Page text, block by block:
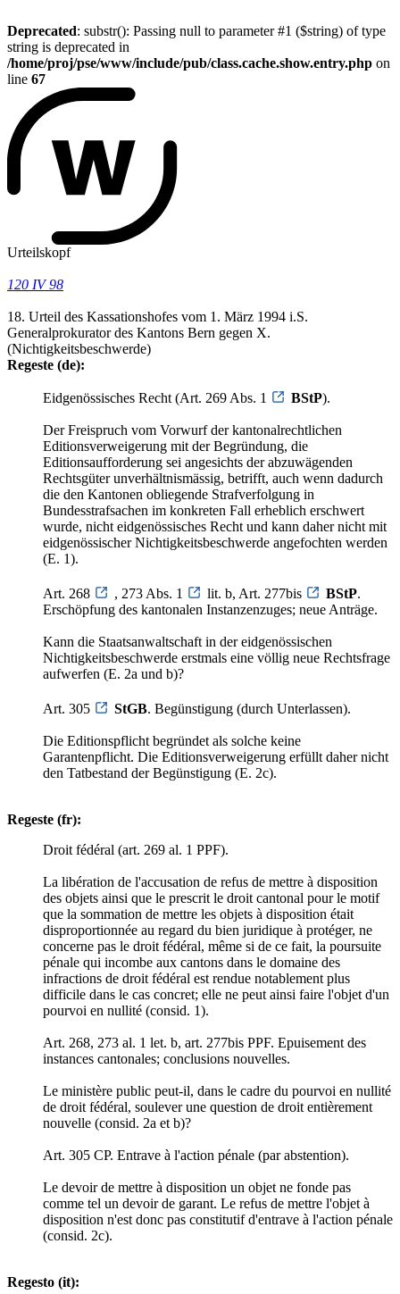
Deprecated: substr(): Passing null to parameter #1 ($string) of type
string is deprecated in
/home/proj/pse/www/include/pub/class.cache.show.entry.php on
line 67
Urteilskopf
120 IV 98
18. Urteil des Kassationshofes vom 1. März 1994 i.S.
Generalprokurator des Kantons Bern gegen X.
(Nichtigkeitsbeschwerde)
Regeste (de):
Eidgenössisches Recht (Art. 269 Abs. 1 BStP).
Der Freispruch vom Vorwurf der kantonalrechtlichen
Editionsverweigerung mit der Begründung, die
Editionsaufforderung sei angesichts der abzuwägenden
Rechtsgüter unverhältnismässig, betrifft, auch wenn dadurch
die den Kantonen obliegende Strafverfolgung in
Bundesstrafsachen im konkreten Fall erheblich erschwert
wurde, nicht eidgenössisches Recht und kann daher nicht mit
eidgenössischer Nichtigkeitsbeschwerde angefochten werden
(E. 1).
Art. 268 , 273 Abs. 1 lit. b, Art. 277bis BStP.
Erschöpfung des kantonalen Instanzenzuges; neue Anträge.
Kann die Staatsanwaltschaft in der eidgenössischen
Nichtigkeitsbeschwerde erstmals eine völlig neue Rechtsfrage
aufwerfen (E. 2a und b)?
Art. 305 StGB. Begünstigung (durch Unterlassen).
Die Editionspflicht begründet als solche keine
Garantenpflicht. Die Editionsverweigerung erfüllt daher nicht
den Tatbestand der Begünstigung (E. 2c).
Regeste (fr):
Droit fédéral (art. 269 al. 1 PPF).
La libération de l'accusation de refus de mettre à disposition
des objets ainsi que le prescrit le droit cantonal pour le motif
que la sommation de mettre les objets à disposition était
disproportionnée au regard du bien juridique à protéger, ne
concerne pas le droit fédéral, même si de ce fait, la poursuite
pénale qui incombe aux cantons dans le domaine des
infractions de droit fédéral est rendue notablement plus
difficile dans le cas concret; elle ne peut ainsi faire l'objet d'un
pourvoi en nullité (consid. 1).
Art. 268, 273 al. 1 let. b, art. 277bis PPF. Epuisement des
instances cantonales; conclusions nouvelles.
Le ministère public peut-il, dans le cadre du pourvoi en nullité
de droit fédéral, soulever une question de droit entièrement
nouvelle (consid. 2a et b)?
Art. 305 CP. Entrave à l'action pénale (par abstention).
Le devoir de mettre à disposition un objet ne fonde pas
comme tel un devoir de garant. Le refus de mettre l'objet à
disposition n'est donc pas constitutif d'entrave à l'action pénale
(consid. 2c).
Regesto (it):